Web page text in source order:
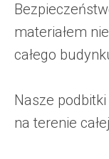
materiałem
całego
Nasze
na terenie